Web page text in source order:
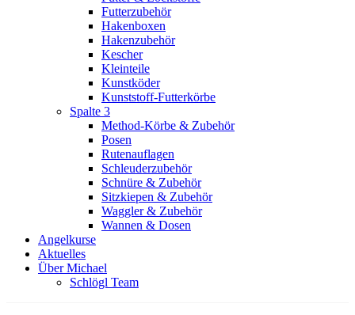
Futterzubehör
Hakenboxen
Hakenzubehör
Kescher
Kleinteile
Kunstköder
Kunststoff-Futterkörbe
Spalte 3
Method-Körbe & Zubehör
Posen
Rutenauflagen
Schleuderzubehör
Schnüre & Zubehör
Sitzkiepen & Zubehör
Waggler & Zubehör
Wannen & Dosen
Angelkurse
Aktuelles
Über Michael
Schlögl Team